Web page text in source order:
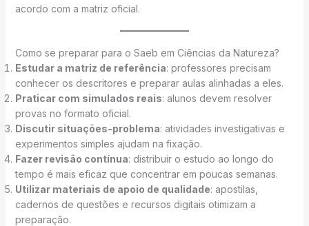
acordo com a matriz oficial.
Como se preparar para o Saeb em Ciências da Natureza?
Estudar a matriz de referência: professores precisam
conhecer os descritores e preparar aulas alinhadas a eles.
Praticar com simulados reais: alunos devem resolver
provas no formato oficial.
Discutir situações-problema: atividades investigativas e
experimentos simples ajudam na fixação.
Fazer revisão contínua: distribuir o estudo ao longo do
tempo é mais eficaz que concentrar em poucas semanas.
Utilizar materiais de apoio de qualidade: apostilas,
cadernos de questões e recursos digitais otimizam a
preparação.